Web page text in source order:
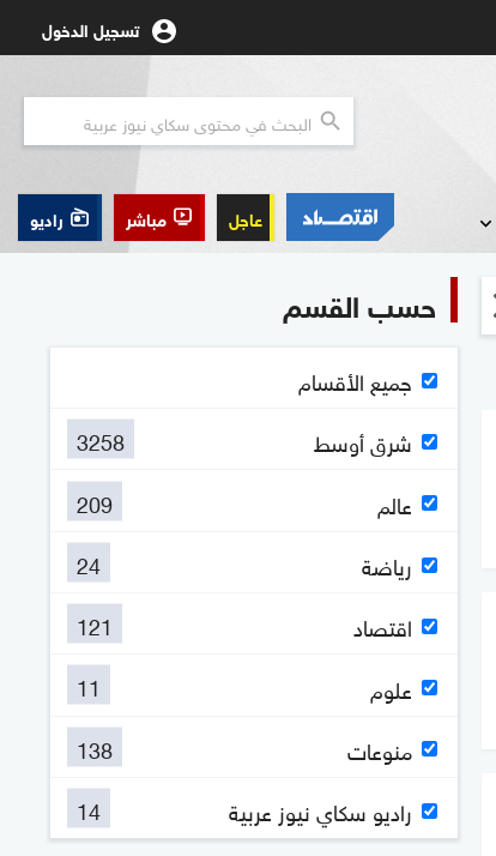
تسجيل الدخول
عاجل مباشر راديو
حسب القسم
جميع الأقسام
شرق أوسط
3258
عالم
209
رياضة
24
اقتصاد
121
علوم
11
منوعات
138
راديو سكاي نيوز عربية
14